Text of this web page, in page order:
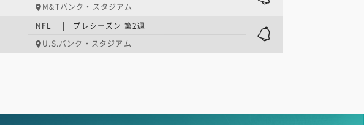
M&Tバンク・スタジアム
NFL | プレシーズン 第2週
U.S.バンク・スタジアム